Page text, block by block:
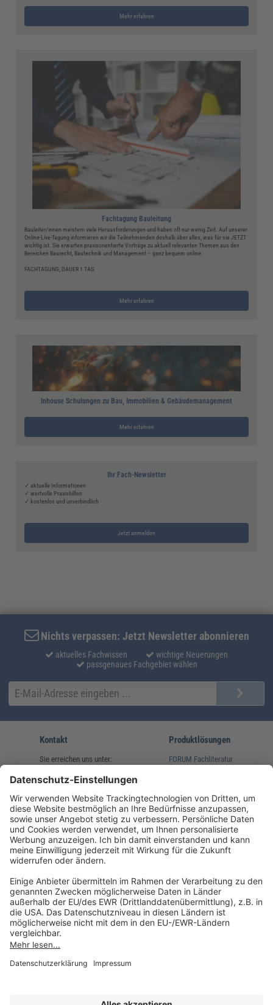
Mehr erfahren
Fachtagung Bauleitung
Bauleiter/innen meistern viele Herausforderungen und haben oft nur wenig Zeit. Auf unserer
Online-Live-Tagung informieren wir die Teilnehmenden deshalb über alles, was für sie JETZT
wichtig ist. Sie erwarten praxisorientierte Vorträge zu aktuell relevanten Themen aus den
Bereichen Baurecht, Bautechnik und Management – ganz bequem online.
FACHTAGUNG, DAUER 1 TAG
Mehr erfahren
Inhouse Schulungen zu Bau, Immobilien & Gebäudemanagement
Mehr erfahren
Ihr Fach-Newsletter
✓ aktuelle Informationen
✓ wertvolle Praxishilfen
✓ kostenlos und unverbindlich
Jetzt anmelden
Nichts verpassen: Jetzt Newsletter abonnieren
aktuelles Fachwissen
wichtige Neuerungen
passgenaues Fachgebiet wählen
Kontakt
Sie erreichen uns unter:
(08233) 38 11 23
service@forum-verlag.com
Mo-Do 07:30 - 17:00 Uhr
Fr 07:30 - 15:00 Uhr
Produktlösungen
FORUM Fachliteratur
Folgen Sie uns
Impressum
Datenschutz